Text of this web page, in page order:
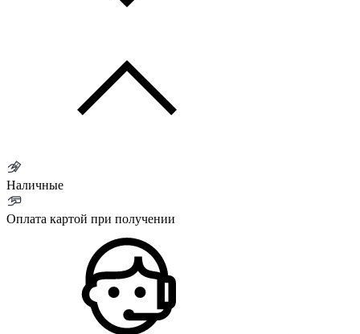
Наличные
Оплата картой при получении